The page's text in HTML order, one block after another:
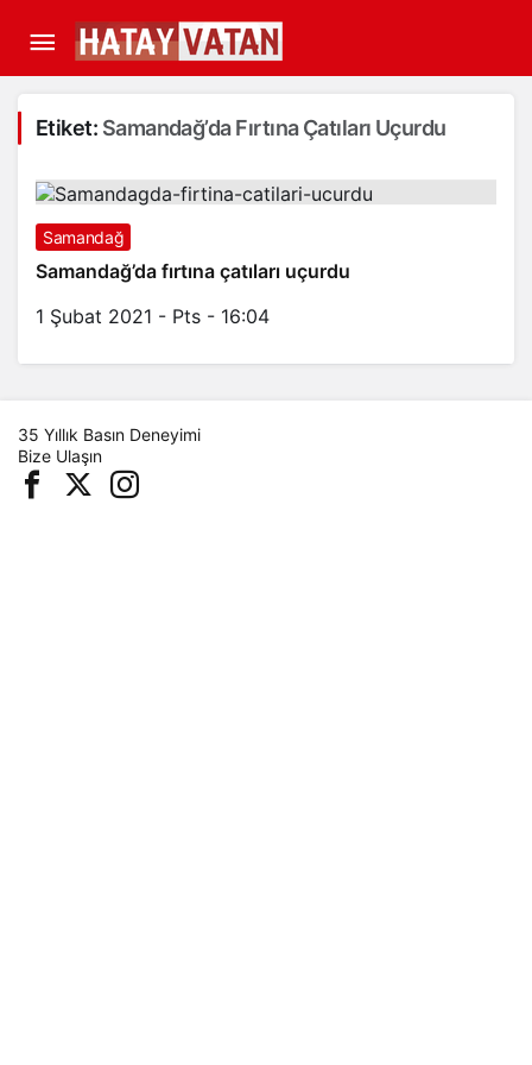
Etiket: Samandağ’da Fırtına Çatıları Uçurdu
Samandağ
Samandağ’da fırtına çatıları uçurdu
1 Şubat 2021 - Pts - 16:04
35 Yıllık Basın Deneyimi
Bize Ulaşın